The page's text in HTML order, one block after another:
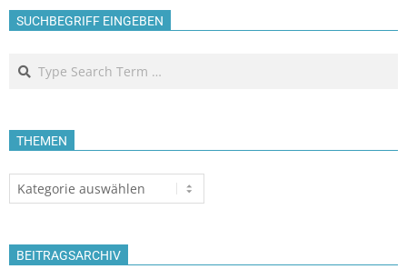
SUCHBEGRIFF EINGEBEN
Search
THEMEN
Themen
BEITRAGSARCHIV